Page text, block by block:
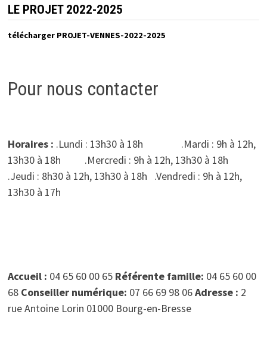
LE PROJET 2022-2025
télécharger PROJET-VENNES-2022-2025
Pour nous contacter
Horaires : .Lundi : 13h30 à 18h .Mardi : 9h à 12h,
13h30 à 18h .Mercredi : 9h à 12h, 13h30 à 18h
.Jeudi : 8h30 à 12h, 13h30 à 18h .Vendredi : 9h à 12h,
13h30 à 17h
Accueil : 04 65 60 00 65 Référente famille: 04 65 60 00
68 Conseiller numérique: 07 66 69 98 06Adresse : 2
rue Antoine Lorin 01000 Bourg-en-Bresse